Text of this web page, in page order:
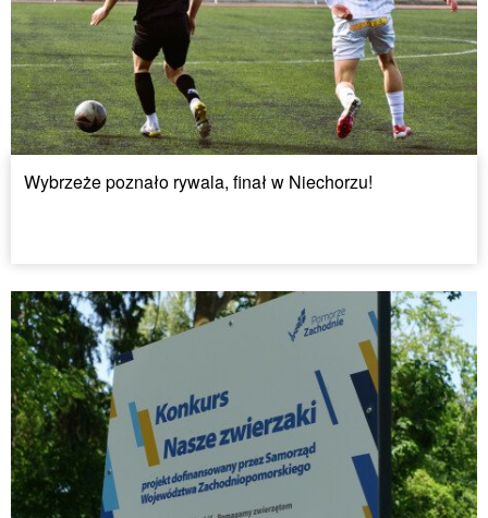
Wybrzeże poznało rywala, finał w Niechorzu!